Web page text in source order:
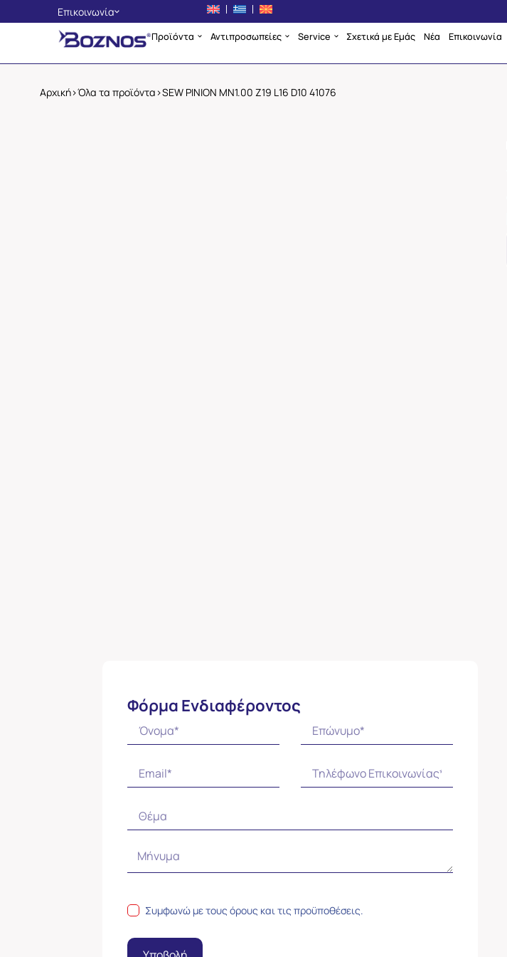
Επικοινωνία
Αθήνα
+30 2310 705400
Προϊόντα Αντιπροσωπείες Service Σχετικά με Εμάς Νέα Επικοινωνία
Αρχική>Όλα τα προϊόντα >SEW PINION MN1.00 Z19 L16 D10 41076
Φόρμα Ενδιαφέροντος
Συμφωνώ με τουςόρους και τις προϋποθέσεις.